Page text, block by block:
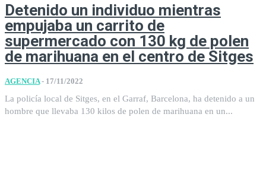
Detenido un individuo mientras
empujaba un carrito de
supermercado con 130 kg de polen
de marihuana en el centro de Sitges
AGENCIA - 17/11/2022
La policía local de Sitges, en el Garraf, Barcelona, ha detenido a un
hombre que llevaba 130 kilos de polen de marihuana en un...